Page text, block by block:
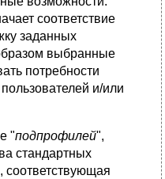
соответствие
заданных
выбранные
потребности
и/или
"подпрофилей",
стандартных
соответствующая